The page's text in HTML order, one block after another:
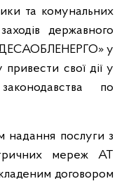
та комунальних
державного
у
свої дії у
по
надання послуги з
мереж АТ
договором